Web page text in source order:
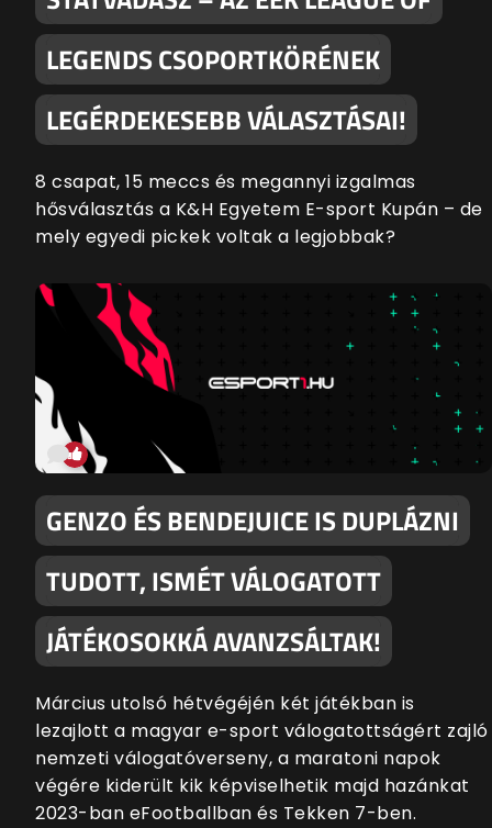
LEGENDS CSOPORTKÖRÉNEK
LEGÉRDEKESEBB VÁLASZTÁSAI!
8 csapat, 15 meccs és megannyi izgalmas
hősválasztás a K&H Egyetem E-sport Kupán – de
mely egyedi pickek voltak a legjobbak?
GENZO ÉS BENDEJUICE IS DUPLÁZNI
TUDOTT, ISMÉT VÁLOGATOTT
JÁTÉKOSOKKÁ AVANZSÁLTAK!
Március utolsó hétvégéjén két játékban is
lezajlott a magyar e-sport válogatottságért zajló
nemzeti válogatóverseny, a maratoni napok
végére kiderült kik képviselhetik majd hazánkat
2023-ban eFootballban és Tekken 7-ben.